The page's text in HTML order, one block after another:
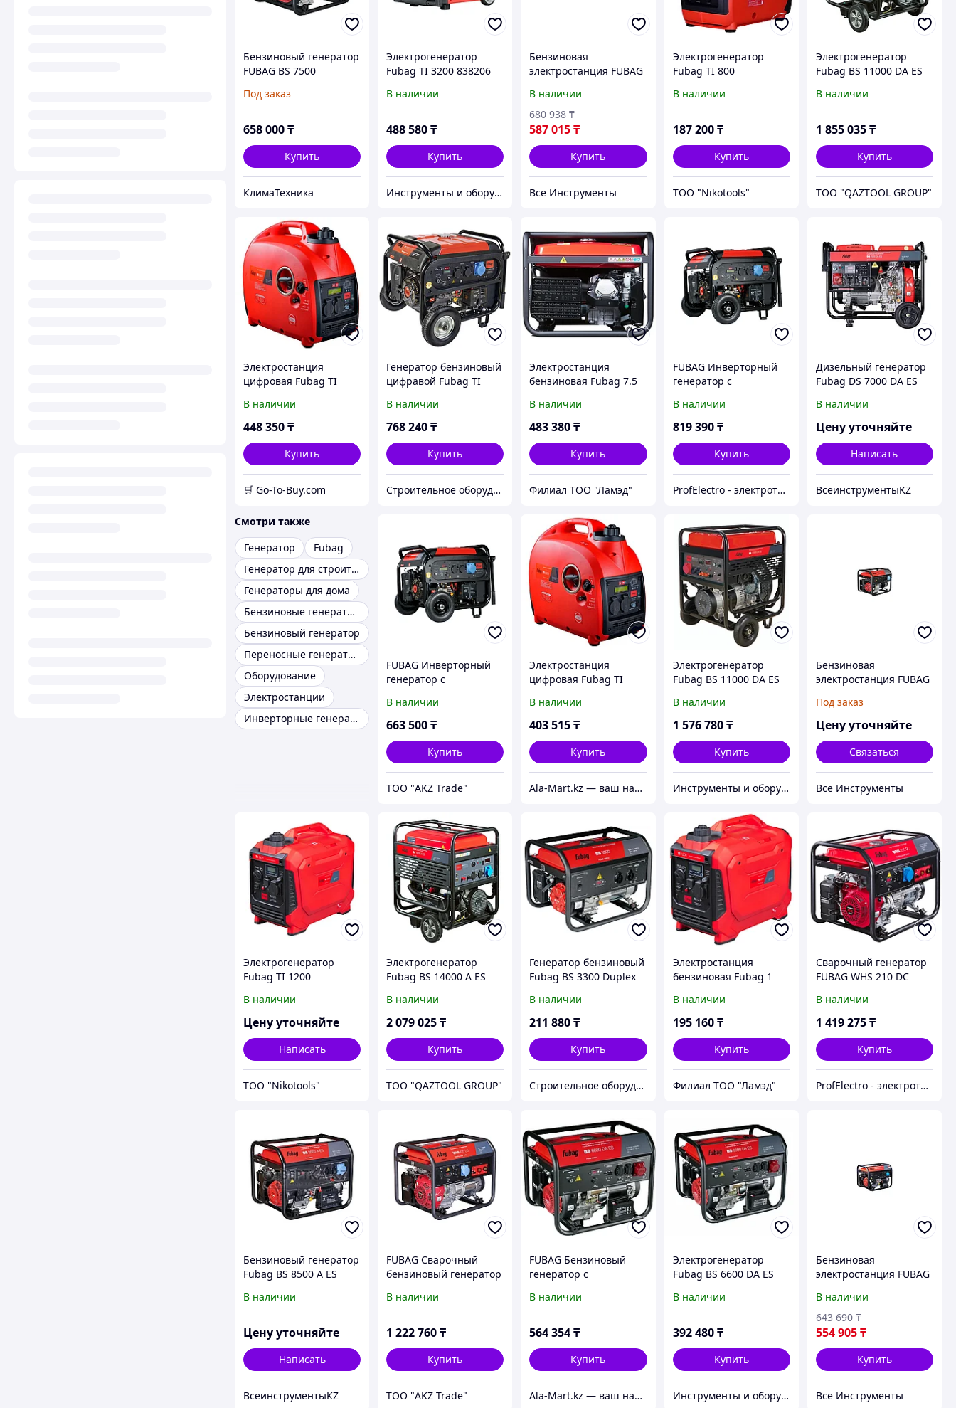
Бензиновый генератор
FUBAG BS 7500
Под заказ
658 000₸
Купить
КлимаТехника
Электрогенератор
Fubag TI 3200 838206
В наличии
488 580₸
Купить
Инструменты и оборудование StellarTrade
Бензиновая
электростанция FUBAG
В наличии
587 015₸
680 938 ₸
Купить
Все Инструменты
Электрогенератор
Fubag TI 800
В наличии
187 200 ₸
Купить
ТОО "Nikotools"
Электрогенератор
Fubag BS 11000 DA ES
В наличии
1 855 035₸
Купить
TOO "QAZTOOL GROUP"
Электростанция
цифровая Fubag TI
В наличии
448 350₸
Купить
🛒 Go-To-Buy.com
Генератор бензиновый
цифравой Fubag TI
В наличии
768 240₸
Купить
Строительное оборудование "ElectroKlad"
Электростанция
бензиновая Fubag 7.5
В наличии
483 380₸
Купить
Филиал ТОО "Ламэд"
FUBAG Инверторный
генератор с
коннектором
автоматики TI 7000 A
В наличии
819 390 ₸
Купить
ProfElectro - электротехническое оборудование
Дизельный генератор
Fubag DS 7000 DA ES
В наличии
Цену уточняйте
Написать
ВсеинструментыKZ
Смотри также
Генератор
Fubag
Генератор для строительных работ
Генераторы для дома
Бензиновые генераторы bs с двигателем fubag
Бензиновый генератор
Переносные генераторы
Оборудование
Электростанции
Инверторные генераторы ti
FUBAG Инверторный
генератор с
коннектором
автоматики TI 7000 A
В наличии
663 500₸
Купить
ТОО "AKZ Trade"
Электростанция
цифровая Fubag TI
В наличии
403 515₸
Купить
Ala-Mart.kz — ваш надежный партнер в мире качественных товаров.
Электрогенератор
Fubag BS 11000 DA ES
В наличии
1 576 780 ₸
Купить
Инструменты и оборудование StellarTrade
Бензиновая
электростанция FUBAG
Под заказ
Цену уточняйте
Связаться
Все Инструменты
Электрогенератор
Fubag TI 1200
В наличии
Цену уточняйте
Написать
ТОО "Nikotools"
Электрогенератор
Fubag BS 14000 A ES
В наличии
2 079 025₸
Купить
TOO "QAZTOOL GROUP"
Генератор бензиновый
Fubag BS 3300 Duplex
В наличии
211 880₸
Купить
Строительное оборудование "ElectroKlad"
Электростанция
бензиновая Fubag 1
(646251)
В наличии
195 160 ₸
Купить
Филиал ТОО "Ламэд"
Сварочный генератор
FUBAG WHS 210 DC
В наличии
1 419 275₸
Купить
ProfElectro - электротехническое оборудование
Бензиновый генератор
Fubag BS 8500 A ES
В наличии
Цену уточняйте
Написать
ВсеинструментыKZ
FUBAG Сварочный
бензиновый генератор
В наличии
1 222 760₸
Купить
ТОО "AKZ Trade"
FUBAG Бензиновый
генератор с
коннектором
ES
В наличии
564 354₸
Купить
Ala-Mart.kz — ваш надежный партнер в мире качественных товаров.
Электрогенератор
Fubag BS 6600 DA ES
В наличии
392 480 ₸
Купить
Инструменты и оборудование StellarTrade
Бензиновая
электростанция FUBAG
В наличии
554 905₸
643 690 ₸
Купить
Все Инструменты